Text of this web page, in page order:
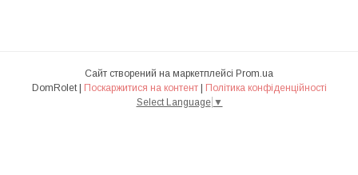
Сайт створений на маркетплейсі Prom.ua
DomRolet | Поскаржитися на контент | Політика конфіденційності
Select Language ▼